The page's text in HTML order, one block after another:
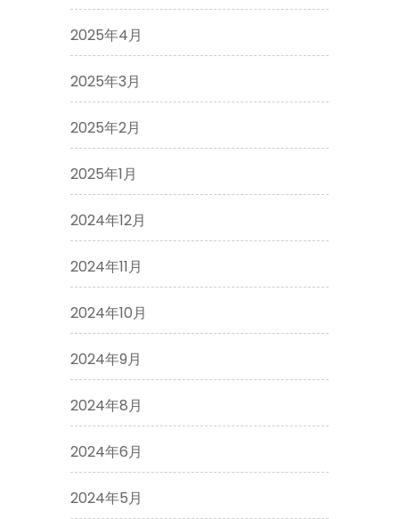
2025年4月
2025年3月
2025年2月
2025年1月
2024年12月
2024年11月
2024年10月
2024年9月
2024年8月
2024年6月
2024年5月